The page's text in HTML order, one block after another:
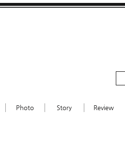
Photo Story Review